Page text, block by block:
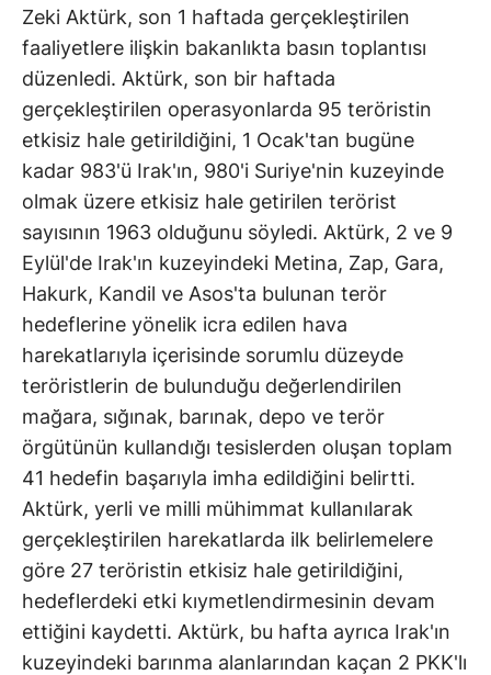
Zeki Aktürk, son 1 haftada gerçekleştirilen
faaliyetlere ilişkin bakanlıkta basın toplantısı
düzenledi. Aktürk, son bir haftada
gerçekleştirilen operasyonlarda 95 teröristin
etkisiz hale getirildiğini, 1 Ocak'tan bugüne
kadar 983'ü Irak'ın, 980'i Suriye'nin kuzeyinde
olmak üzere etkisiz hale getirilen terörist
sayısının 1963 olduğunu söyledi. Aktürk, 2 ve 9
Eylül'de Irak'ın kuzeyindeki Metina, Zap, Gara,
Hakurk, Kandil ve Asos'ta bulunan terör
hedeflerine yönelik icra edilen hava
harekatlarıyla içerisinde sorumlu düzeyde
teröristlerin de bulunduğu değerlendirilen
mağara, sığınak, barınak, depo ve terör
örgütünün kullandığı tesislerden oluşan toplam
41 hedefin başarıyla imha edildiğini belirtti.
Aktürk, yerli ve milli mühimmat kullanılarak
gerçekleştirilen harekatlarda ilk belirlemelere
göre 27 teröristin etkisiz hale getirildiğini,
hedeflerdeki etki kıymetlendirmesinin devam
ettiğini kaydetti. Aktürk, bu hafta ayrıca Irak'ın
kuzeyindeki barınma alanlarından kaçan 2 PKK'lı